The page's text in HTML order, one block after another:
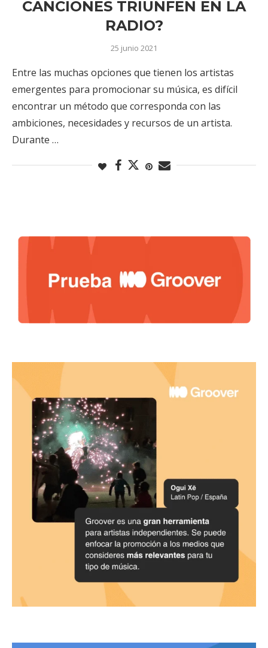
CANCIONES TRIUNFEN EN LA
RADIO?
25 junio 2021
Entre las muchas opciones que tienen los artistas
emergentes para promocionar su música, es difícil
encontrar un método que corresponda con las
ambiciones, necesidades y recursos de un artista.
Durante …